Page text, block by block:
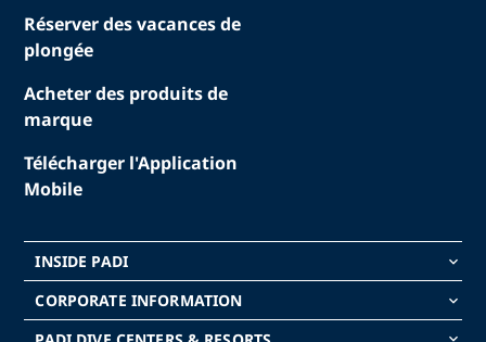
Réserver des vacances de
plongée
Acheter des produits de
marque
Télécharger l'Application
Mobile
INSIDE PADI keyboard_arrow_down
CORPORATE INFORMATION keyboard_arrow_down